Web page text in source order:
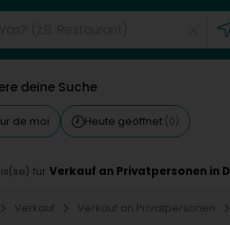
deine Suche
de moi Heute geöffnet (0)
für Verkauf an Privatpersonen in
Verkauf Verkauf an Privatpersonen